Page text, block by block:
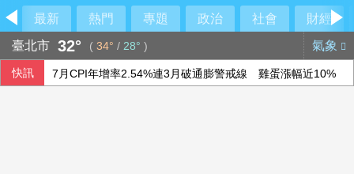
最新 熱門 專題 政治 社會
財經
臺北市 32° ( 34° / 28° ) 氣象
快訊 7月CPI年增率2.54%連3月破通膨警戒線 雞蛋漲幅近10%